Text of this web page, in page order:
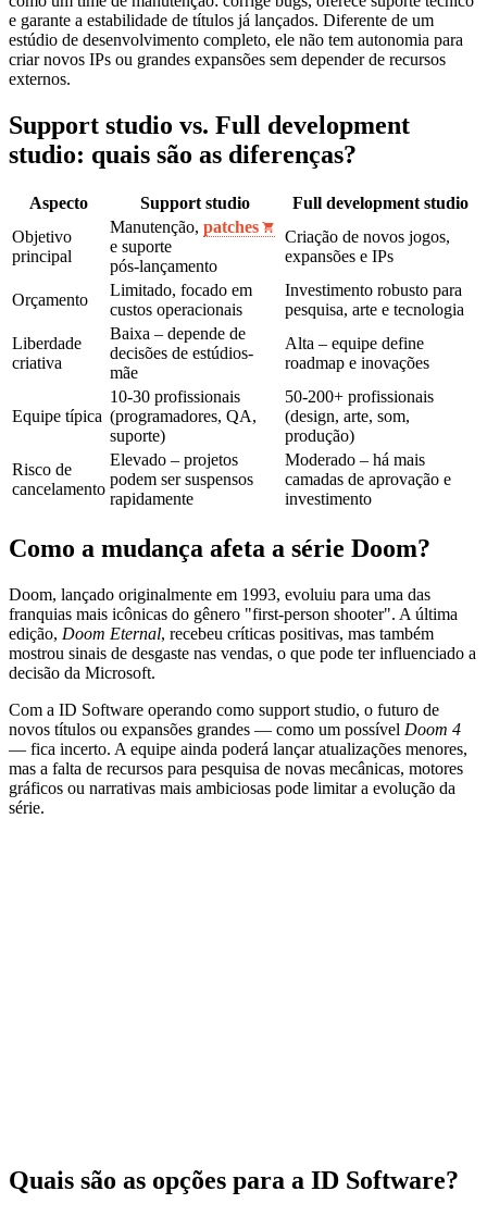
e garante a estabilidade de títulos já lançados. Diferente de um
estúdio de desenvolvimento completo, ele não tem autonomia para
criar novos IPs ou grandes expansões sem depender de recursos
externos.
Support studio vs. Full development
studio: quais são as diferenças?
Aspecto Support studio
Full development studio
Objetivo
principal
Manutenção, patches
e suporte
pós‑lançamento
Criação de novos jogos,
expansões e IPs
Orçamento
Limitado, focado em
custos operacionais
Investimento robusto para
pesquisa, arte e tecnologia
Liberdade
criativa
Baixa – depende de
decisões de estúdios-
mãe
Alta – equipe define
roadmap e inovações
Equipe típica
10‑30 profissionais
(programadores, QA,
suporte)
50‑200+ profissionais
(design, arte, som,
produção)
Risco de
cancelamento
Elevado – projetos
podem ser suspensos
rapidamente
Moderado – há mais
camadas de aprovação e
investimento
Como a mudança afeta a série Doom?
Doom, lançado originalmente em 1993, evoluiu para uma das
franquias mais icônicas do gênero "first‑person shooter". A última
edição, Doom Eternal, recebeu críticas positivas, mas também
mostrou sinais de desgaste nas vendas, o que pode ter influenciado a
decisão da Microsoft.
Com a ID Software operando como support studio, o futuro de
novos títulos ou expansões grandes — como um possível Doom 4
— fica incerto. A equipe ainda poderá lançar atualizações menores,
mas a falta de recursos para pesquisa de novas mecânicas, motores
gráficos ou narrativas mais ambiciosas pode limitar a evolução da
série.
Quais são as opções para a ID Software?